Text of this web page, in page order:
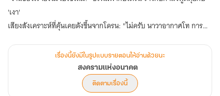
'เงา'
เสียงสังเคราะห์ที่คุ้นเคยดังขึ้นจากโดรน: "ไม่ครับ นาวาอากาศโท การ
ธีร์ยิ้มเล็กน้อย เขามองไปที่ท้องฟ้าเบื้องบน ที่ดวงดาวเริ่มปรากฏให้เห็น
ชัดเจนขึ้นกว่าเดิมในโลกที่ปราศจากมลพิษ เขาหายใจเข้าลึกๆ และรู้ดีว่า
เรื่องนี้ยังมีในรูปแบบรายตอนให้อ่านด้วยนะ
สงครามแห่งอนาคต
ติดตามเรื่องนี้